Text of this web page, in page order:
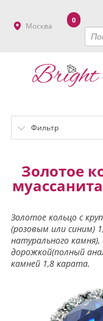
Москва
0
Фильтр
Золотое
Золотое кольцо с
(розовым или синим)
натурального
дорожкой(полный
камней 1,8 карата.